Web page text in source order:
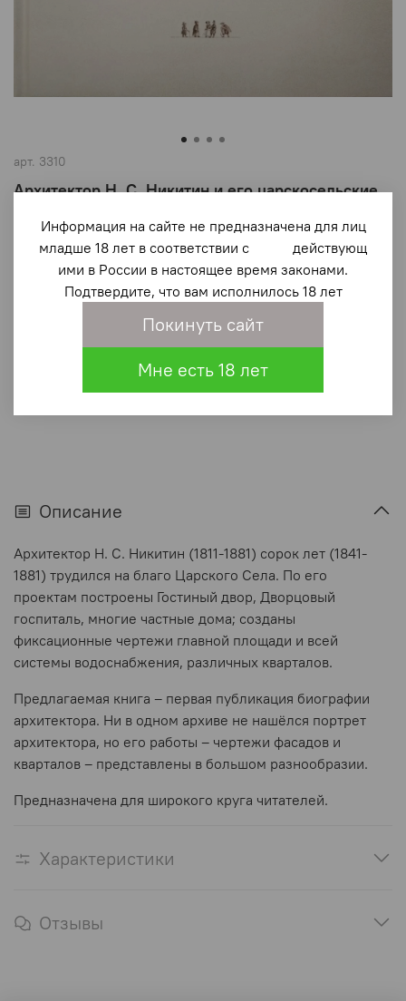
арт. 3310
Архитектор Н. С. Никитин и его царскосельские
(0) В избранное
690 ₽
В корзину
Описание
Архитектор Н. С. Никитин (1811-1881) сорок лет (1841-
1881) трудился на благо Царского Села. По его
проектам построены Гостиный двор, Дворцовый
госпиталь, многие частные дома; созданы
фиксационные чертежи главной площади и всей
системы водоснабжения, различных кварталов.
Предлагаемая книга – первая публикация биографии
архитектора. Ни в одном архиве не нашёлся портрет
архитектора, но его работы – чертежи фасадов и
кварталов – представлены в большом разнообразии.
Предназначена для широкого круга читателей.
Характеристики
Отзывы
Информация на сайте не предназначена для лиц
младше 18 лет в соответствии с действующ
ими в России в настоящее время законами.
Подтвердите, что вам исполнилось 18 лет
Покинуть сайт
Мне есть 18 лет